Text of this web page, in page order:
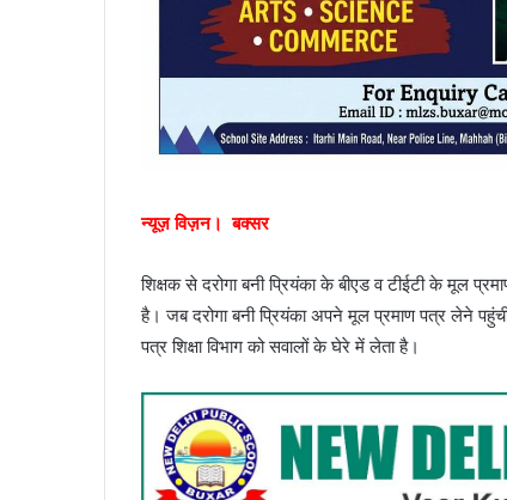
न्यूज़ विज़न। बक्सर
शिक्षक से दरोगा बनी प्रियंका के बीएड व टीईटी के मूल
है। जब दरोगा बनी प्रियंका अपने मूल प्रमाण पत्र लेने
पत्र शिक्षा विभाग को सवालों के घेरे में लेता है।